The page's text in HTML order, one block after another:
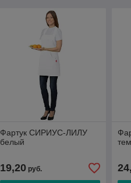
Фартук СИРИУС-ЛИЛУ
белый
19,20руб.